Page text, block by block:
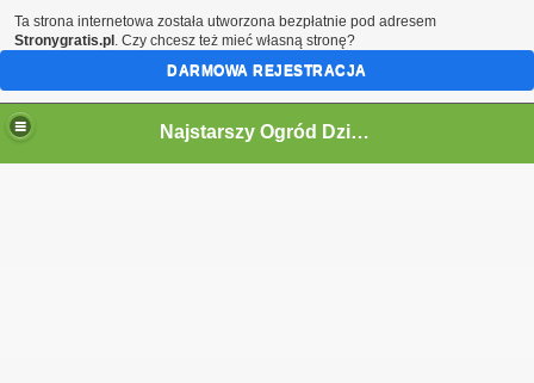
Najstarszy Ogród Działkowy w Polsce
Ta strona internetowa została utworzona bezpłatnie pod adresem
Stronygratis.pl . Czy chcesz też mieć własną stronę?
DARMOWA REJESTRACJA